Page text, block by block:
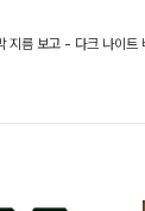
름 보고 - 다크 나이트